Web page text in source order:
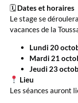
🗓 Dates et horaires
Le stage se
vacances de la
Lundi 20
Mardi 21
Jeudi 23
Lieu
Les séances auront